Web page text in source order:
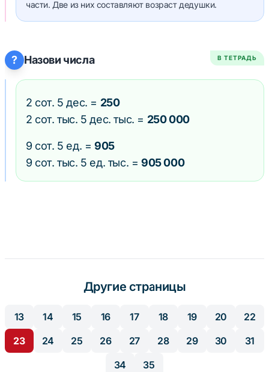
части. Две из них составляют возраст дедушки.
? Назови числа В ТЕТРАДЬ
2 сот. 5 дес. = 250
2 сот. тыс. 5 дес. тыс. = 250 000
9 сот. 5 ед. =905
9 сот. тыс. 5 ед. тыс. = 905 000
Другие страницы
13 14 15 16 17 18 19 20
22
23
24 25 26 27 28 29 30
31
34
35